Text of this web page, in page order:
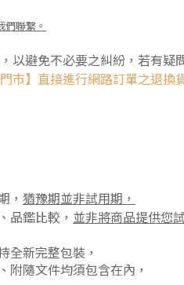
聯繫。
以避免不必要之糾紛，若有疑
市】直接進行網路訂單之退換
， 猶豫期並非試用期，
品鑑比較， 並非將商品提供您
全新完整包裝，
附隨文件均須包含在內，